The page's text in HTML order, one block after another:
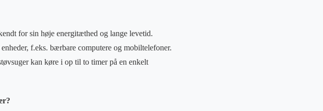
for sin høje energitæthed og lange levetid.
f.eks. bærbare computere og mobiltelefoner.
kan køre i op til to timer på en enkelt